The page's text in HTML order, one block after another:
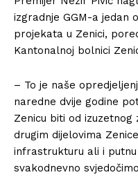
izgradnje GGM-a jedan
projekata u Zenici,
Kantonalnoj bolnici
– To je naše
naredne dvije godine
Zenicu biti od
drugim dijelovima
infrastrukturu ali i
svakodnevno